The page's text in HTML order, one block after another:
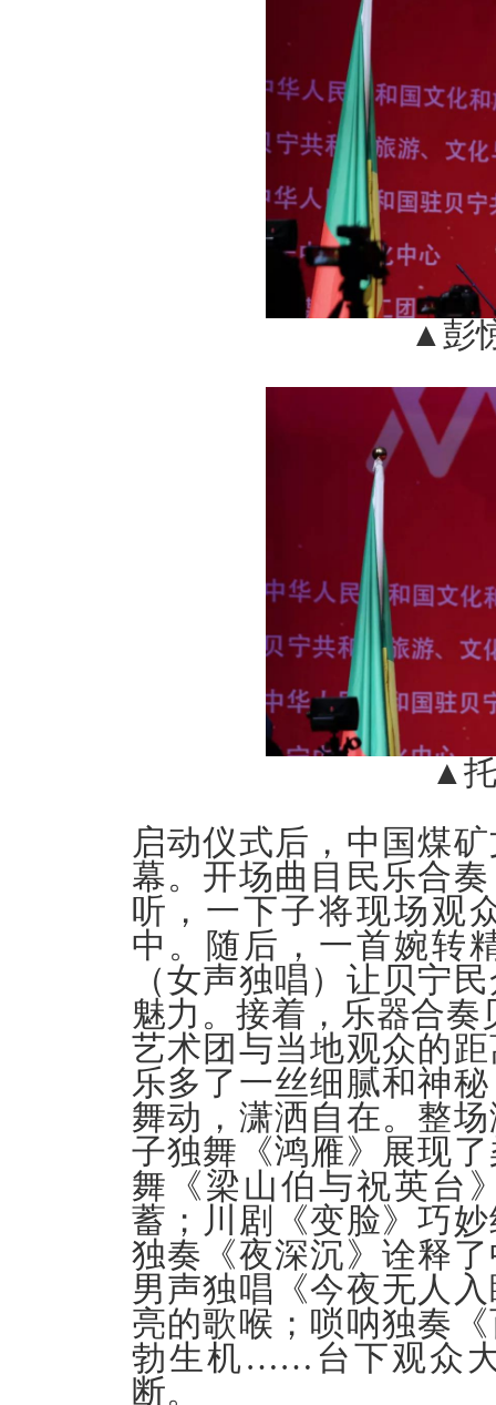
▲彭
▲
启动仪式后，中国煤
幕。开场曲目民乐合
听，一下子将现场观
中。随后，一首婉转
（女声独唱）让贝宁
魅力。接着，乐器合
艺术团与当地观众的
乐多了一丝细腻和神
舞动，潇洒自在。整
子独舞《鸿雁》展现
舞《梁山伯与祝英台
蓄；川剧《变脸》巧
独奏《夜深沉》诠释
男声独唱《今夜无人
亮的歌喉；唢呐独奏
勃生机……台下观众
断。